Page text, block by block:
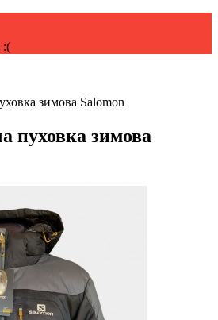
:(
зимова Salomon
пуховка зимова